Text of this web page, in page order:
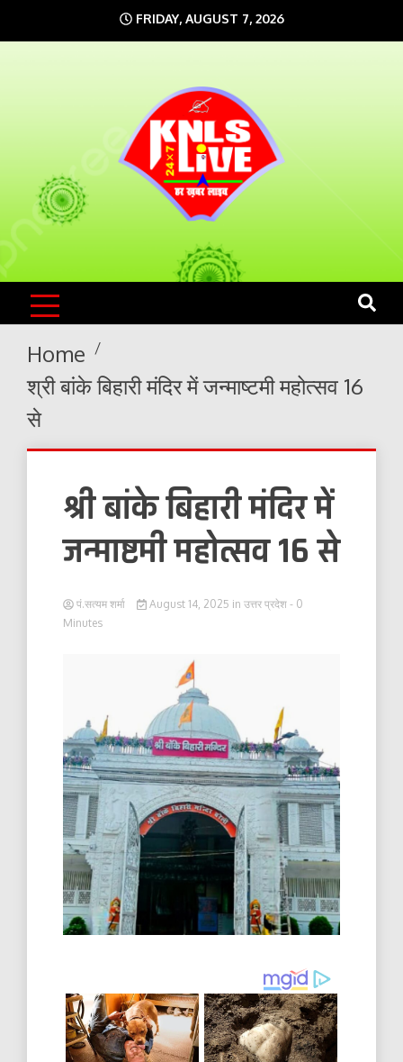
to
FRIDAY, AUGUST 7, 2026
KNLS LIVE
India`s No.1 News Portal
Home
श्री बांके बिहारी मंदिर में जन्माष्टमी महोत्सव 16
से
श्री बांके बिहारी मंदिर में
जन्माष्टमी महोत्सव 16 से
पं.सत्यम शर्मा August 14, 2025 in उत्तर प्रदेश - 0
Minutes